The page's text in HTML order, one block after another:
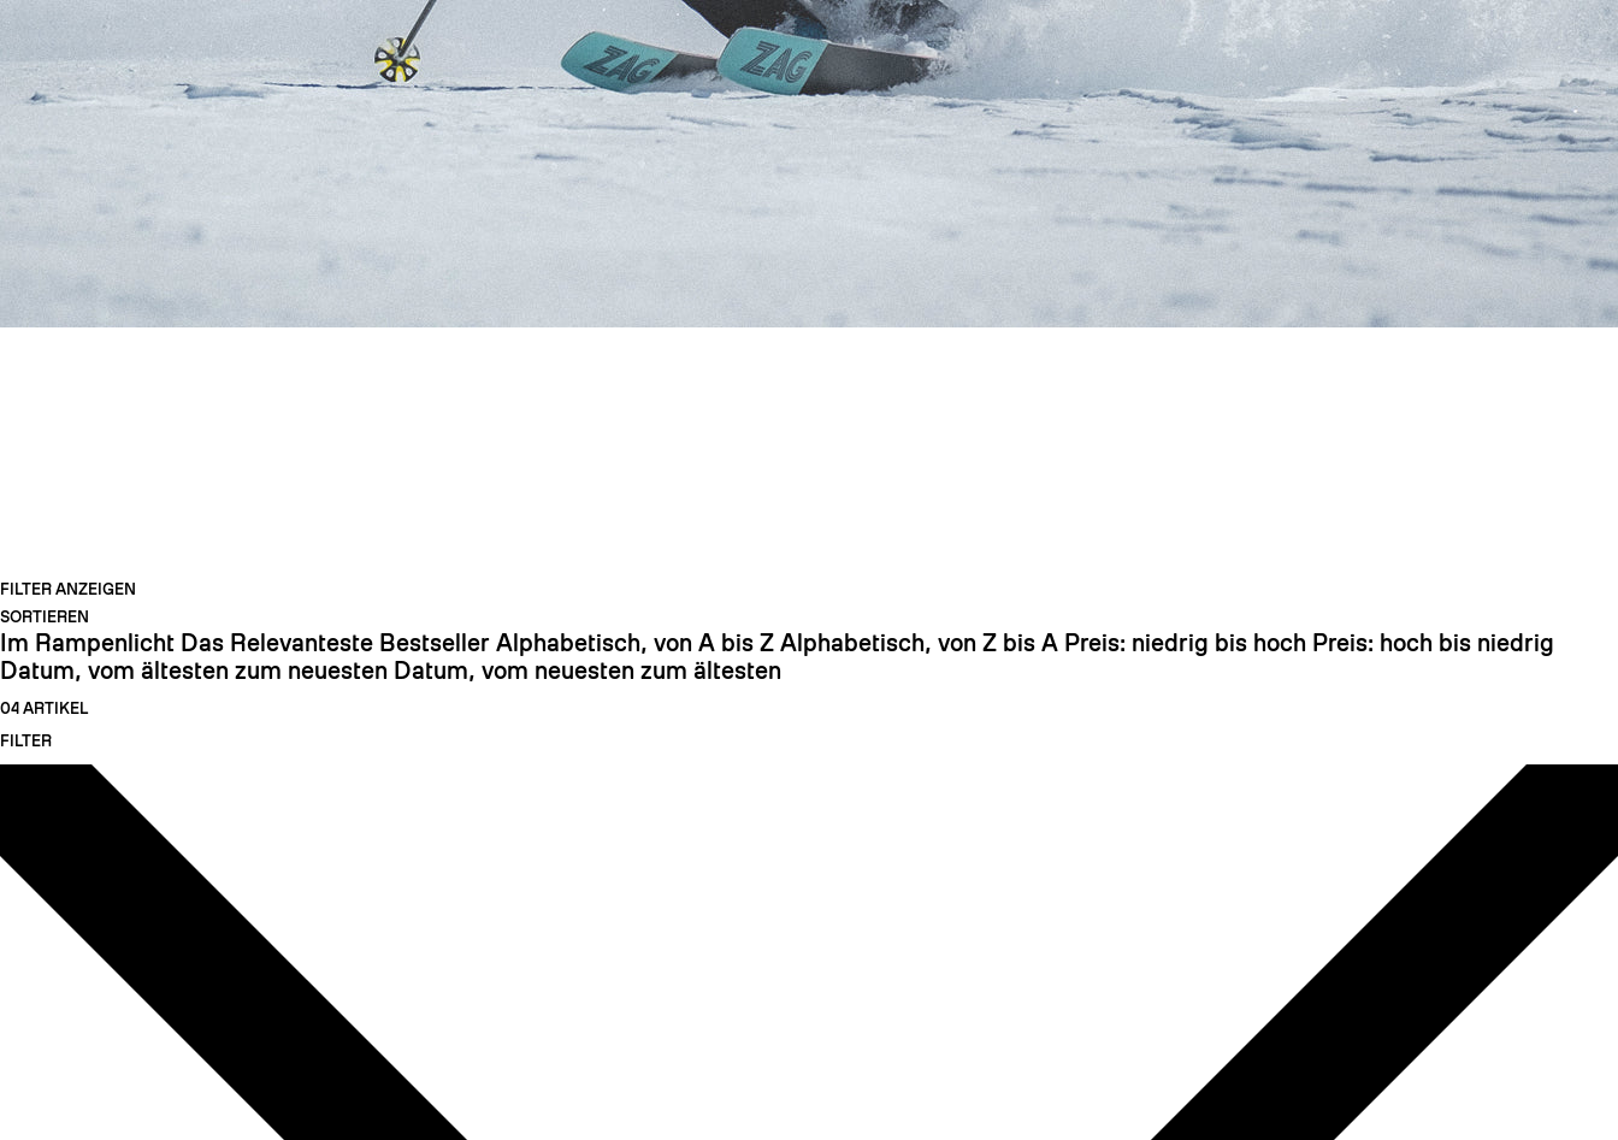
BELIEBTE SUCHANFRAGEN
Freeride-Ski Ausrüstung
FILTER ANZEIGEN
SORTIEREN
Im Rampenlicht Das Relevanteste Bestseller Alphabetisch, von A bis Z Alphabetisch, von Z bis A Preis: niedrig bis hoch Preis: hoch bis niedrig
Datum, vom ältesten zum neuesten Datum, vom neuesten zum ältesten
04 ARTIKEL
FILTER